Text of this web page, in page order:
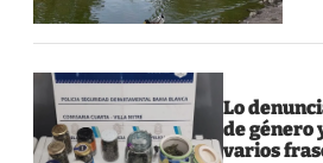
Lo
de género
varios